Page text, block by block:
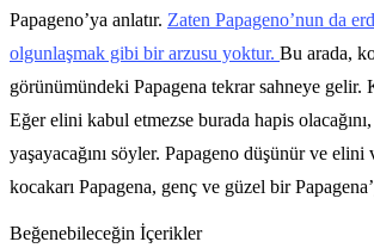
Papageno’ya anlatır. Zaten Papageno’nun da
olgunlaşmak gibi bir arzusu yoktur. Bu arada,
görünümündeki Papagena tekrar sahneye gelir.
Eğer elini kabul etmezse burada hapis
yaşayacağını söyler. Papageno düşünür ve elini
kocakarı Papagena, genç ve güzel bir
Beğenebileceğin İçerikler